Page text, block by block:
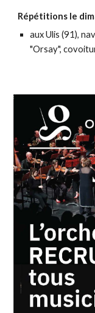
Répétitions le
aux Ulis (91),
"Orsay",